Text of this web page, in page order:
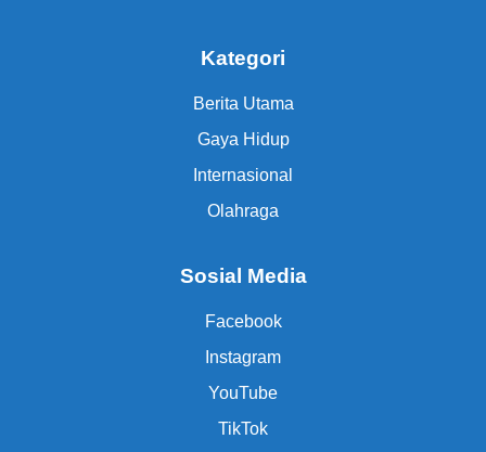
Kategori
Berita Utama
Gaya Hidup
Internasional
Olahraga
Sosial Media
Facebook
Instagram
YouTube
TikTok